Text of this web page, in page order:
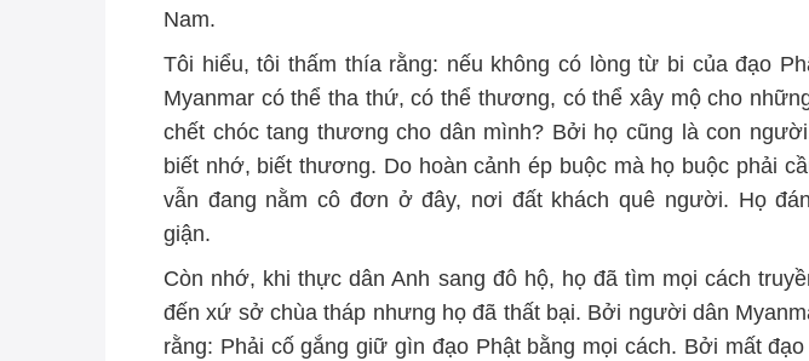
Nam.
Tôi hiểu, tôi thấm thía rằng: nếu không có lòng từ bi của đạo
Myanmar có thể tha thứ, có thể thương, có thể xây mộ cho
chết chóc tang thương cho dân mình? Bởi họ cũng là con
biết nhớ, biết thương. Do hoàn cảnh ép buộc mà họ buộc phải
vẫn đang nằm cô đơn ở đây, nơi đất khách quê người. Họ
giận.
Còn nhớ, khi thực dân Anh sang đô hộ, họ đã tìm mọi cách
đến xứ sở chùa tháp nhưng họ đã thất bại. Bởi người dân
rằng: Phải cố gắng giữ gìn đạo Phật bằng mọi cách. Bởi mất